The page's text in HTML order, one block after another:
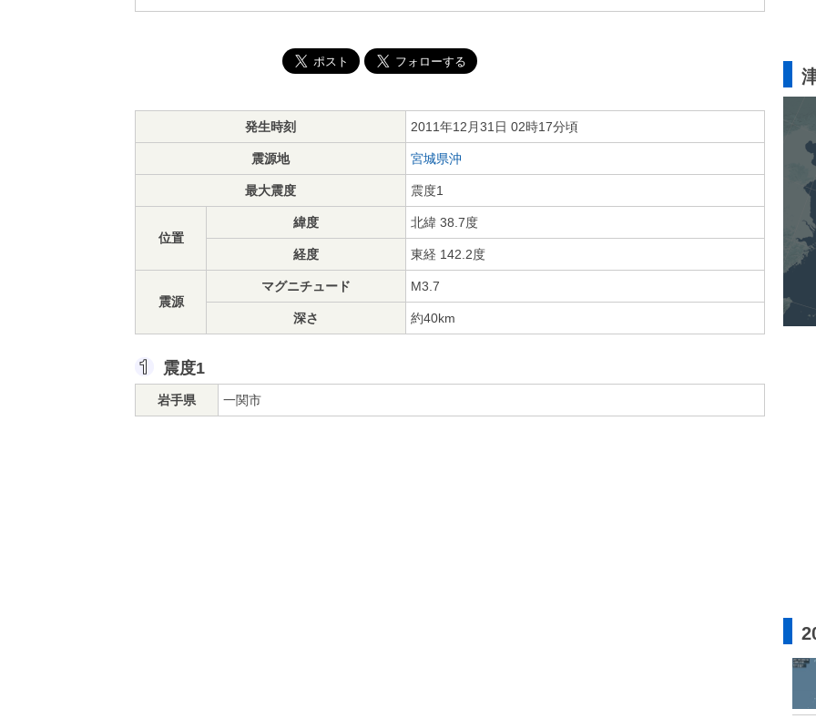
発生時刻 2011年12月31日 02時17分頃
震源地 宮城県沖
最大震度 震度1
位置
緯度 北緯 38.7度
経度 東経 142.2度
震源
マグニチュード M3.7
深さ 約40km
震度1
岩手県 一関市